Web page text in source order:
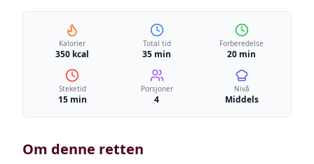
Kalorier
350 kcal
Total tid
35 min
Forberedelse
20 min
Steketid
15 min
Porsjoner
4
Nivå
Middels
Om denne retten